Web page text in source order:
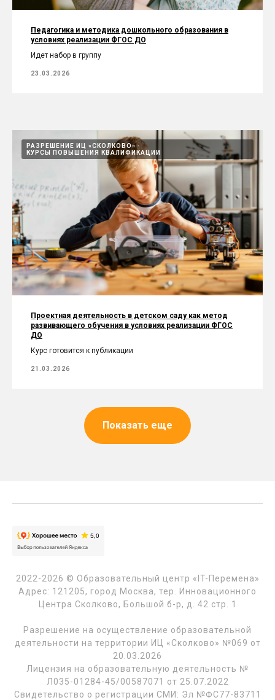
Педагогика и методика дошкольного образования в
условиях реализации ФГОС ДО
Идет набор в группу
23.03.2026
РАЗРЕШЕНИЕ ИЦ «СКОЛКОВО»
КУРСЫ ПОВЫШЕНИЯ КВАЛИФИКАЦИИ
Проектная деятельность в детском саду как метод
развивающего обучения в условиях реализации ФГОС
ДО
Курс готовится к публикации
21.03.2026
Показать еще
2022-2026 © Образовательный центр «IT-Перемена»
Адрес: 121205, город Москва, тер. Инновационного
Центра Сколково, Большой б-р, д. 42 стр. 1
Разрешение на осуществление образовательной
деятельности на территории ИЦ «Сколково» №069 от
20.03.2026
Лицензия на образовательную деятельность №
Л035-01284-45/00587071 от 25.07.2022
Свидетельство о регистрации СМИ: Эл №ФС77-83711